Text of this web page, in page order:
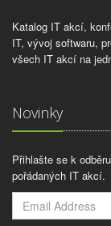
Katalog IT akcí,
IT, vývoj softwaru,
všech IT akcí na
Novinky
Přihlašte se k
pořádaných IT akcí.